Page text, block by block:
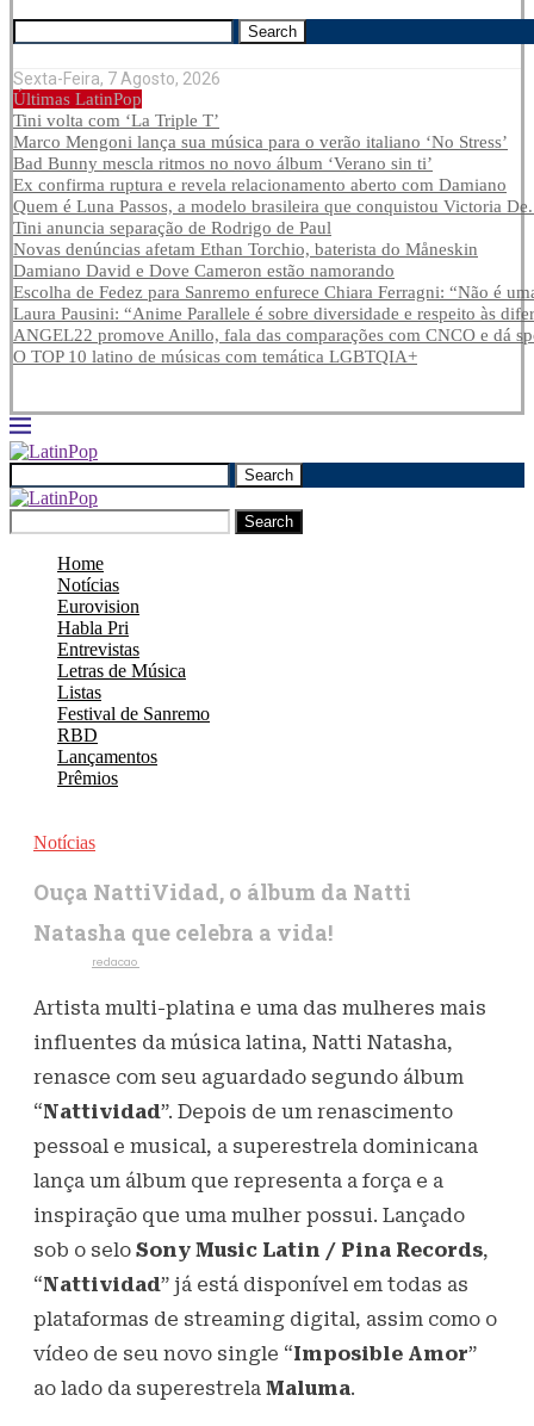
Search
Sexta-Feira, 7 Agosto, 2026
Últimas LatinPop
Tini volta com ‘La Triple T’
Marco Mengoni lança sua música para o verão italiano ‘No Stress’
Bad Bunny mescla ritmos no novo álbum ‘Verano sin ti’
Ex confirma ruptura e revela relacionamento aberto com Damiano
Quem é Luna Passos, a modelo brasileira que conquistou Victoria
Tini anuncia separação de Rodrigo de Paul
Novas denúncias afetam Ethan Torchio, baterista do Måneskin
Damiano David e Dove Cameron estão namorando
Escolha de Fedez para Sanremo enfurece Chiara Ferragni: “Não é
Laura Pausini: “Anime Parallele é sobre diversidade e respeito às
ANGEL22 promove Anillo, fala das comparações com CNCO e dá
O TOP 10 latino de músicas com temática LGBTQIA+
Search
Search
Home
Notícias
Eurovision
Habla Pri
Entrevistas
Letras de Música
Listas
Festival de Sanremo
RBD
Lançamentos
Prêmios
Notícias
Ouça NattiVidad, o álbum da Natti
Natasha que celebra a vida!
redacao
Artista multi-platina e uma das mulheres mais
influentes da música latina, Natti Natasha,
renasce com seu aguardado segundo álbum
“Nattividad”. Depois de um renascimento
pessoal e musical, a superestrela dominicana
lança um álbum que representa a força e a
inspiração que uma mulher possui. Lançado
sob o selo Sony Music Latin / Pina Records,
“Nattividad” já está disponível em todas as
plataformas de streaming digital, assim como o
vídeo de seu novo single “Imposible Amor”
ao lado da superestrela Maluma.